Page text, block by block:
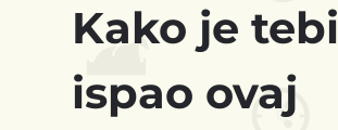
Kako je tebi
ispao ovaj